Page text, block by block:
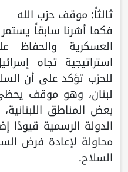
ثالثاً: موقف حزب الله
فكما أشرنا سابقاً
العسكرية والحفاظ
استراتيجية تجاه
للحزب تؤكد على أن
لبنان، وهو موقف
بعض المناطق
الدولة الرسمية قيودًا
محاولة لإعادة فرض
السلاح.